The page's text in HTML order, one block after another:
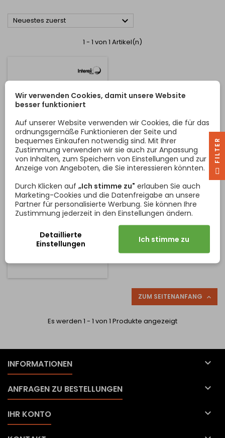
Neuestes zuerst 
1 - 1 von 1 Artikel(n)
KONFIRMATION 7X50
GELB ZINK / 100 STK.
Preis
13,61 €
In den Warenkorb
ZUM SEITENANFANG 
Es werden 1 - 1 von 1 Produkte angezeigt
INFORMATIONEN 
ANFRAGEN ZU BESTELLUNGEN 
IHR KONTO 
Wir verwenden Cookies, damit unsere Website
besser funktioniert
Auf unserer Website verwenden wir Cookies, die für das
ordnungsgemäße Funktionieren der Seite und
bequemes Einkaufen notwendig sind. Mit Ihrer
Zustimmung verwenden wir sie auch zur Anpassung
von Inhalten, zum Speichern von Einstellungen und zur
Anzeige von Angeboten, die Sie interessieren könnten.
Durch Klicken auf „Ich stimme zu" erlauben Sie auch
Marketing-Cookies und die Datenfreigabe an unsere
Partner für personalisierte Werbung. Sie können Ihre
Zustimmung jederzeit in den Einstellungen ändern.
Detaillierte
Einstellungen
Ich stimme zu
R